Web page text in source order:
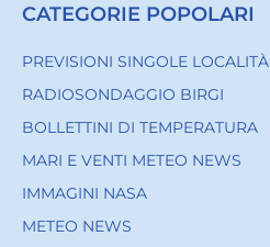
CATEGORIE POPOLARI
PREVISIONI SINGOLE LOCALITÀ
RADIOSONDAGGIO BIRGI
BOLLETTINI DI TEMPERATURA
MARI E VENTI METEO NEWS
IMMAGINI NASA
METEO NEWS